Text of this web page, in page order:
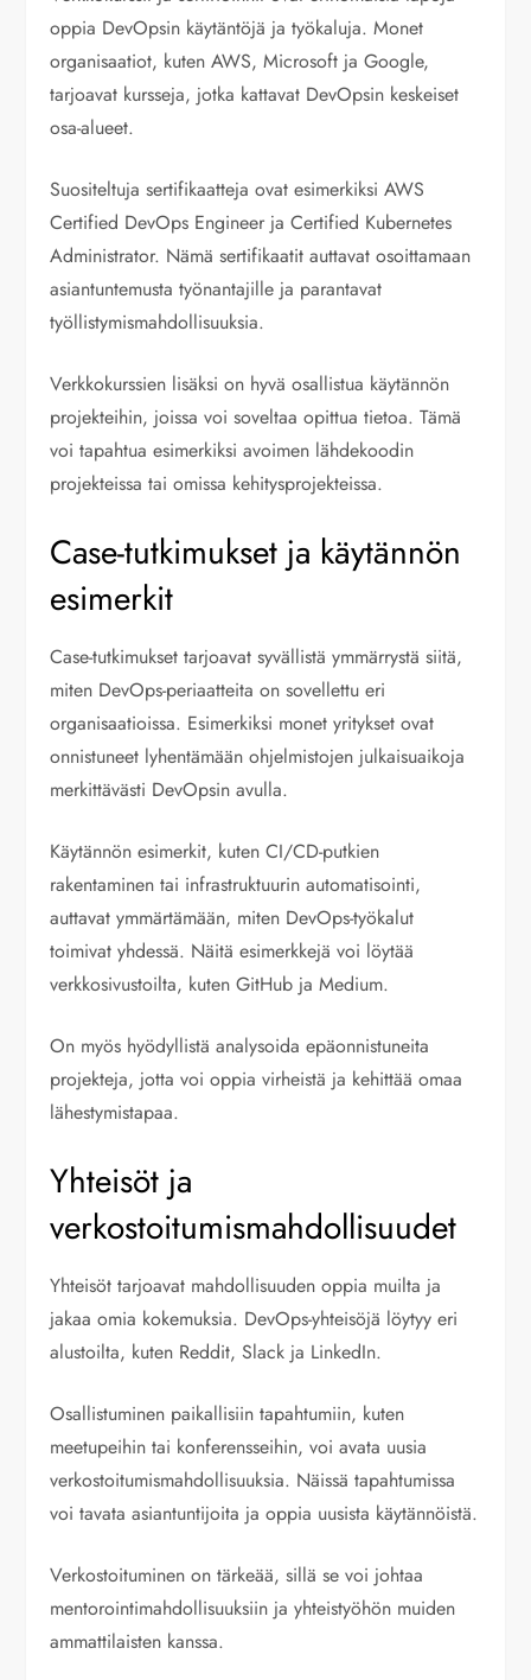
oppia DevOpsin käytäntöjä ja työkaluja. Monet
organisaatiot, kuten AWS, Microsoft ja Google,
tarjoavat kursseja, jotka kattavat DevOpsin keskeiset
osa-alueet.
Suositeltuja sertifikaatteja ovat esimerkiksi AWS
Certified DevOps Engineer ja Certified Kubernetes
Administrator. Nämä sertifikaatit auttavat osoittamaan
asiantuntemusta työnantajille ja parantavat
työllistymismahdollisuuksia.
Verkkokurssien lisäksi on hyvä osallistua käytännön
projekteihin, joissa voi soveltaa opittua tietoa. Tämä
voi tapahtua esimerkiksi avoimen lähdekoodin
projekteissa tai omissa kehitysprojekteissa.
Case-tutkimukset ja käytännön
esimerkit
Case-tutkimukset tarjoavat syvällistä ymmärrystä siitä,
miten DevOps-periaatteita on sovellettu eri
organisaatioissa. Esimerkiksi monet yritykset ovat
onnistuneet lyhentämään ohjelmistojen julkaisuaikoja
merkittävästi DevOpsin avulla.
Käytännön esimerkit, kuten CI/CD-putkien
rakentaminen tai infrastruktuurin automatisointi,
auttavat ymmärtämään, miten DevOps-työkalut
toimivat yhdessä. Näitä esimerkkejä voi löytää
verkkosivustoilta, kuten GitHub ja Medium.
On myös hyödyllistä analysoida epäonnistuneita
projekteja, jotta voi oppia virheistä ja kehittää omaa
lähestymistapaa.
Yhteisöt ja
verkostoitumismahdollisuudet
Yhteisöt tarjoavat mahdollisuuden oppia muilta ja
jakaa omia kokemuksia. DevOps-yhteisöjä löytyy eri
alustoilta, kuten Reddit, Slack ja LinkedIn.
Osallistuminen paikallisiin tapahtumiin, kuten
meetupeihin tai konferensseihin, voi avata uusia
verkostoitumismahdollisuuksia. Näissä tapahtumissa
voi tavata asiantuntijoita ja oppia uusista käytännöistä.
Verkostoituminen on tärkeää, sillä se voi johtaa
mentorointimahdollisuuksiin ja yhteistyöhön muiden
ammattilaisten kanssa.